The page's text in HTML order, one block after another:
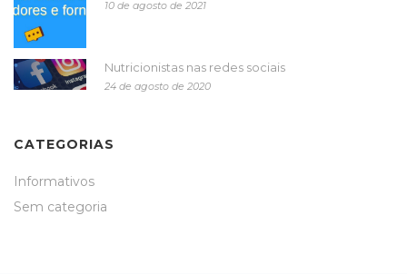
10 de agosto de 2021
Nutricionistas nas redes sociais
24 de agosto de 2020
CATEGORIAS
Informativos
Sem categoria